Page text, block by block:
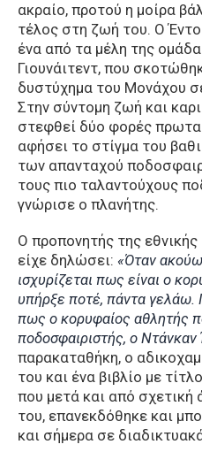
ακραίο, προτού η μοίρα
τέλος στη ζωή του. Ο
ένα από τα μέλη της
Γιουνάιτεντ, που
δυστύχημα του Μονάχου
Στην σύντομη ζωή και
στεφθεί δύο φορές
αφήσει το στίγμα του
των απανταχού
τους πιο ταλαντούχους
γνώρισε ο πλανήτης.
Ο προπονητής της
είχε δηλώσει: «Όταν
ισχυρίζεται πως είναι ο
υπήρξε ποτέ, πάντα γελάω.
πως ο κορυφαίος αθλητής
ποδοσφαιριστής, ο Ντάνκαν
παρακαταθήκη, ο
του και ένα βιβλίο με
που μετά και από σχετική
του, επανεκδόθηκε και
και σήμερα σε